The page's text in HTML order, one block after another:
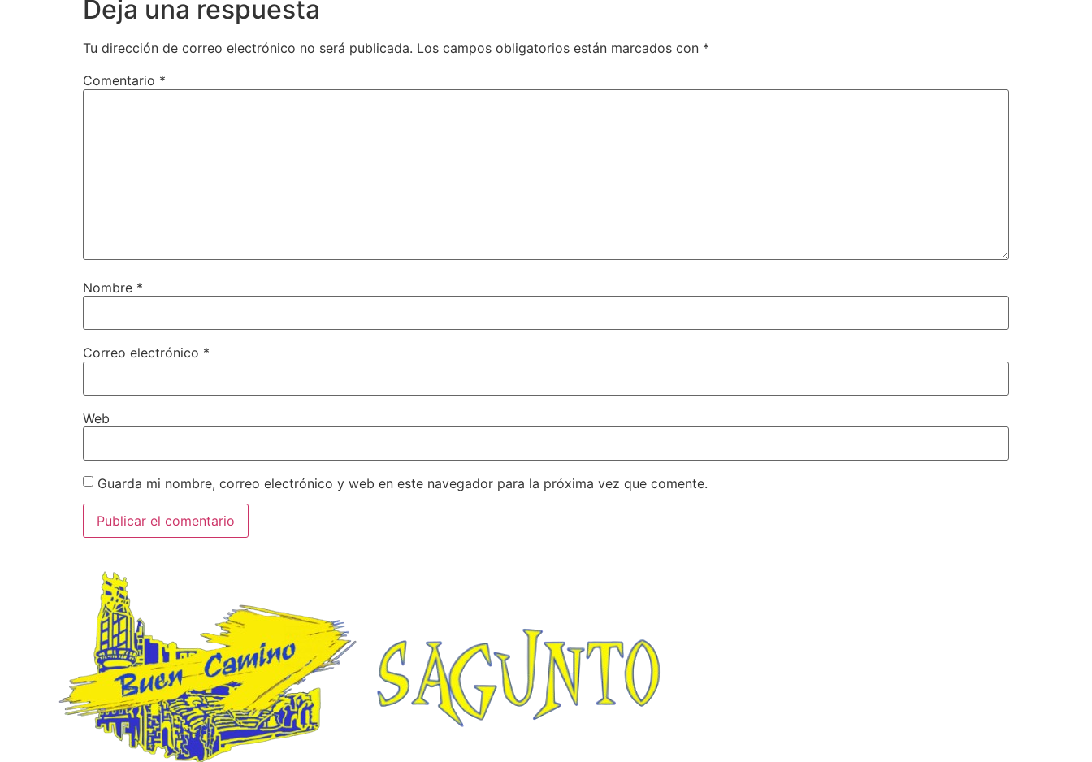
Deja una respuesta
Tu dirección de correo electrónico no será publicada. Los campos obligatorios están marcados con *
Comentario *
Nombre *
Correo electrónico *
Web
Guarda mi nombre, correo electrónico y web en este navegador para la próxima vez que comente.